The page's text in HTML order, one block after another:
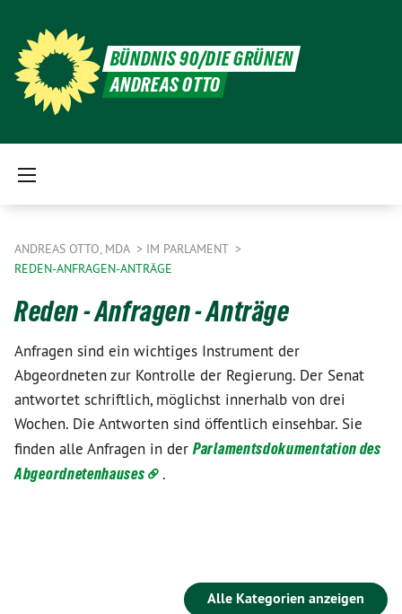
BÜNDNIS 90/DIE GRÜNEN
ANDREAS OTTO
ANDREAS OTTO, MDA
IM PARLAMENT
REDEN-ANFRAGEN-ANTRÄGE
Reden - Anfragen - Anträge
Anfragen sind ein wichtiges Instrument der
Abgeordneten zur Kontrolle der Regierung. Der Senat
antwortet schriftlich, möglichst innerhalb von drei
Wochen. Die Antworten sind öffentlich einsehbar. Sie
finden alle Anfragen in derParlamentsdokumentation des
Abgeordnetenhauses
.
Alle Kategorien anzeigen